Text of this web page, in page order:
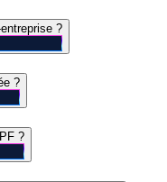
?
?
?